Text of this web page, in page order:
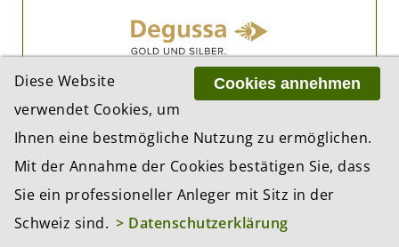
Cookies annehmen
Diese Website
verwendet Cookies, um
Ihnen eine bestmögliche Nutzung zu ermöglichen.
Mit der Annahme der Cookies bestätigen Sie, dass
Sie ein professioneller Anleger mit Sitz in der
Schweiz sind. > Datenschutzerklärung